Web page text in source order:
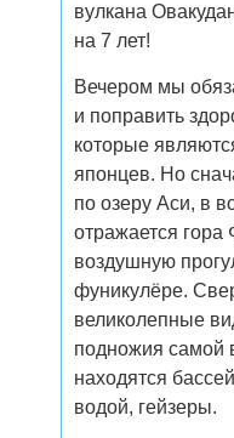
вулкана
на 7 лет!
Вечером мы
и поправить
которые
японцев. Но
по озеру Аси, в
отражается
воздушную
фуникулёре.
великолепные
подножия самой
находятся
водой, гейзеры.